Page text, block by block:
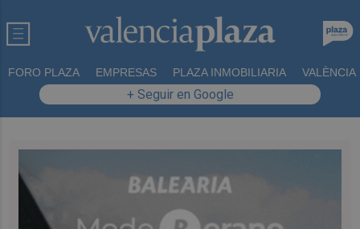
FORO PLAZA EMPRESAS PLAZA INMOBILIARIA VALÈNCIA
+ Seguir en Google